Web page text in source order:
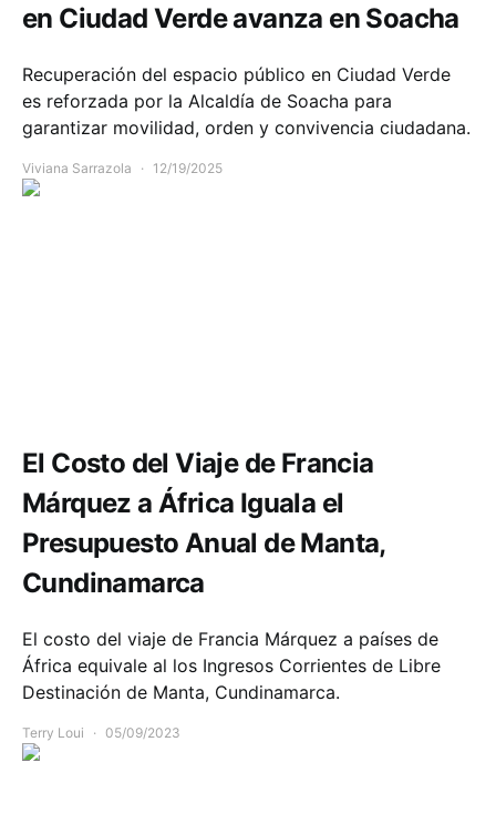
en Ciudad Verde avanza en Soacha
Recuperación del espacio público en Ciudad Verde
es reforzada por la Alcaldía de Soacha para
garantizar movilidad, orden y convivencia ciudadana.
Viviana Sarrazola 12/19/2025
El Costo del Viaje de Francia
Márquez a África Iguala el
Presupuesto Anual de Manta,
Cundinamarca
El costo del viaje de Francia Márquez a países de
África equivale al los Ingresos Corrientes de Libre
Destinación de Manta, Cundinamarca.
Terry Loui 05/09/2023